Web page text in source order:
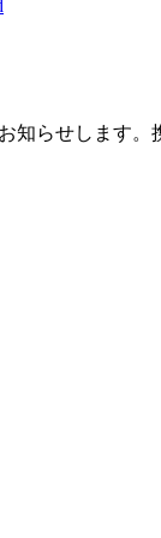
知らせします。